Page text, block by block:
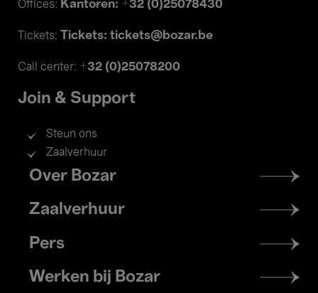
Offices: Kantoren: +32 (0)25078430
Tickets: Tickets: tickets@bozar.be
Call center: +32 (0)25078200
Join & Support
Steun ons
Zaalverhuur
Footer
menu
Over Bozar
Zaalverhuur
Pers
Werken bij Bozar